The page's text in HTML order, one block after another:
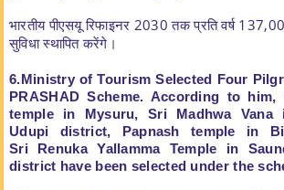
भारतीय पीएसयू रिफाइनर 2030 तक प्रति वर्ष
सुविधा स्थापित करेंगे।
6.Ministry of Tourism Selected Four
PRASHADScheme. According to him,
temple in Mysuru, Sri Madhwa Vana
Udupi district, Papnash temple in
Sri Renuka Yallamma Temple in
district have been selected under the